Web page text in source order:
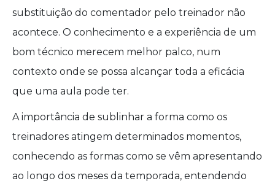
substituição do comentador pelo treinador não
acontece. O conhecimento e a experiência de um
bom técnico merecem melhor palco, num
contexto onde se possa alcançar toda a eficácia
que uma aula pode ter.
A importância de sublinhar a forma como os
treinadores atingem determinados momentos,
conhecendo as formas como se vêm apresentando
ao longo dos meses da temporada, entendendo